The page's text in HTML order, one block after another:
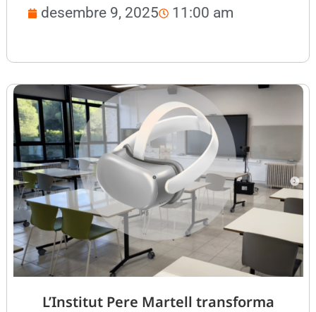
desembre 9, 2025 11:00 am
L’Institut Pere Martell transforma